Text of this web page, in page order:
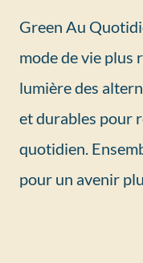
Green Au
mode de vie plus
lumière des
et durables pour
quotidien.
pour un avenir